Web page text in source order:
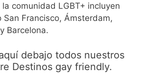
comunidad LGBT+ incluyen
San Francisco, Ámsterdam,
Barcelona.
debajo todos nuestros
Destinos gay friendly.